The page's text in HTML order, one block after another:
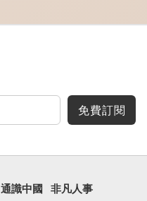
免費訂閱
通識中國 非凡人事